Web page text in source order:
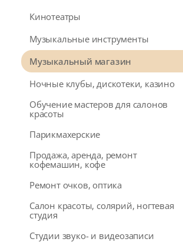
Кинотеатры
Музыкальные инструменты
Музыкальный магазин
Ночные клубы, дискотеки, казино
Обучение мастеров для салонов
красоты
Парикмахерские
Продажа, аренда, ремонт
кофемашин, кофе
Ремонт очков, оптика
Салон красоты, солярий, ногтевая
студия
Студии звуко- и видеозаписи